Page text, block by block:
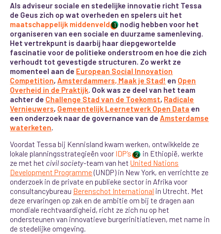
Als adviseur sociale en stedelijke innovatie richt Tessa
de Geus zich op wat overheden en spelers uit het
maatschappelijk middenveld 1 nodig hebben voor het
organiseren van een sociale en duurzame samenleving.
Het vertrekpunt is daarbij haar diepgewortelde
fascinatie voor de politieke onderstroom en hoe die zich
verhoudt tot gevestigde structuren. Zo werkt ze
momenteel aan de European Social Innovation
Competition,Amsterdammers, Maak je Stad! en Open
Overheid in de Praktijk. Ook was ze deel van het team
achter de Challenge Stad van de Toekomst, Radicale
Vernieuwers, Gemeentelijk Leernetwerk Open Data en
een onderzoek naar de governance van deAmsterdamse
waterketen.
Voordat Tessa bij Kennisland kwam werken, ontwikkelde ze
lokale planningsstrategieën voor IDP’s 2
in Ethiopië, werkte
ze met het civil society-team van hetUnited Nations
Development Programme(UNDP) in New York, en verrichtte ze
onderzoek in de private en publieke sector in Afrika voor
consultancybureau Berenschot International in Utrecht. Met
deze ervaringen op zak en de ambitie om bij te dragen aan
mondiale rechtvaardigheid, richt ze zich nu op het
ondersteunen van innovatieve burgerinitiatieven, met name in
de stedelijke omgeving.